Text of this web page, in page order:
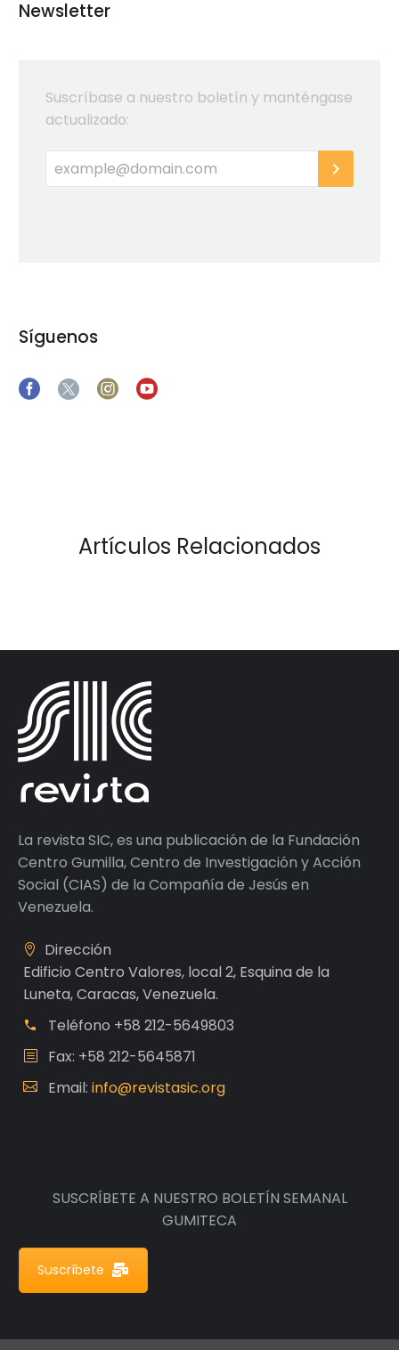
Newsletter
Suscríbase a nuestro boletín y manténgase
actualizado:
Síguenos
Artículos Relacionados
La revista SIC, es una publicación de la Fundación
Centro Gumilla, Centro de Investigación y Acción
Social (CIAS) de la Compañía de Jesús en
Venezuela.
Dirección
Edificio Centro Valores, local 2, Esquina de la
Luneta, Caracas, Venezuela.
Teléfono +58 212-5649803
Fax: +58 212-5645871
Email: info@revistasic.org
SUSCRÍBETE A NUESTRO BOLETÍN SEMANAL
GUMITECA
Suscríbete